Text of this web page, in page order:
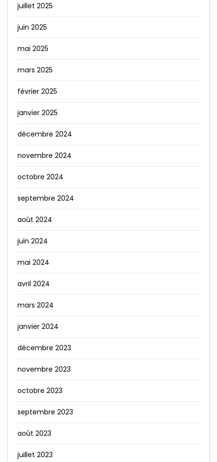
juillet 2025
juin 2025
mai 2025
mars 2025
février 2025
janvier 2025
décembre 2024
novembre 2024
octobre 2024
septembre 2024
août 2024
juin 2024
mai 2024
avril 2024
mars 2024
janvier 2024
décembre 2023
novembre 2023
octobre 2023
septembre 2023
août 2023
juillet 2023